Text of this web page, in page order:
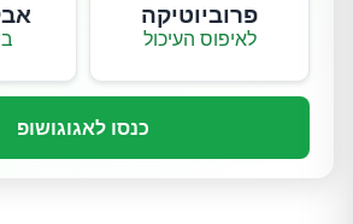
פרוביוטיקה
לאיפוס העיכול
כנסו לאגוגושופ